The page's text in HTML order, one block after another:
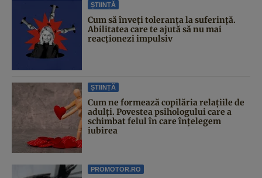
ȘTIINȚĂ
Cum să înveți toleranța la suferință.
Abilitatea care te ajută să nu mai
reacționezi impulsiv
ȘTIINȚĂ
Cum ne formează copilăria relațiile de
adulți. Povestea psihologului care a
schimbat felul în care înțelegem
iubirea
PROMOTOR.RO